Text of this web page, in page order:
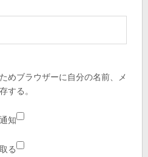
めブラウザーに自分の名前、メ
する。
知
る